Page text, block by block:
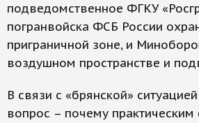
подведомственное ФГКУ
погранвойска ФСБ России
приграничной зоне, и
воздушном пространстве и
В связи с «брянской»
вопрос – почему практическим